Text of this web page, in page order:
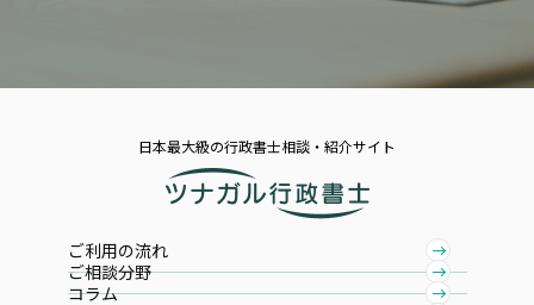
日本最大級の行政書士相談・紹介サイト
ご利用の流れ
ご相談分野
コラム